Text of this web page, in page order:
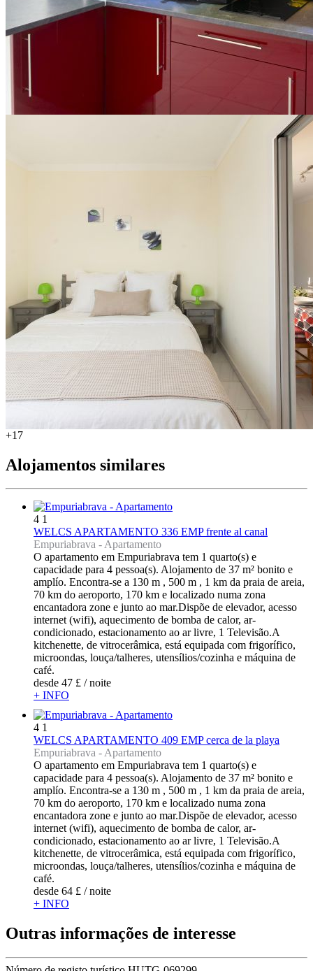
+17
Alojamentos similares
4 1
WELCS APARTAMENTO 336 EMP frente al canal
Empuriabrava -Apartamento
O apartamento em Empuriabrava tem 1 quarto(s) e
capacidade para 4 pessoa(s). Alojamento de 37 m² bonito e
amplío. Encontra-se a 130 m , 500 m , 1 km da praia de areia,
70 km do aeroporto, 170 km e localizado numa zona
encantadora zone e junto ao mar.Dispõe de elevador, acesso
internet (wifi), aquecimento de bomba de calor, ar-
condicionado, estacionamento ao ar livre, 1 Televisão.A
kitchenette, de vitrocerâmica, está equipada com frigorífico,
microondas, louça/talheres, utensílios/cozinha e máquina de
café.
desde 47 £ / noite
+ INFO
4 1
WELCS APARTAMENTO 409 EMP cerca de la playa
Empuriabrava -Apartamento
O apartamento em Empuriabrava tem 1 quarto(s) e
capacidade para 4 pessoa(s). Alojamento de 37 m² bonito e
amplío. Encontra-se a 130 m , 500 m , 1 km da praia de areia,
70 km do aeroporto, 170 km e localizado numa zona
encantadora zone e junto ao mar.Dispõe de elevador, acesso
internet (wifi), aquecimento de bomba de calor, ar-
condicionado, estacionamento ao ar livre, 1 Televisão.A
kitchenette, de vitrocerâmica, está equipada com frigorífico,
microondas, louça/talheres, utensílios/cozinha e máquina de
café.
desde 64 £ / noite
+ INFO
Outras informações de interesse